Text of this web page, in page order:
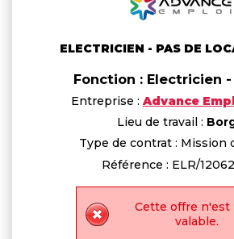
ELECTRICIEN - PAS DE
Fonction : Electricien
Entreprise : Advance
Lieu de travail :
Type de contrat : Mission
Référence : ELR/
Cette offre n'est
valable.